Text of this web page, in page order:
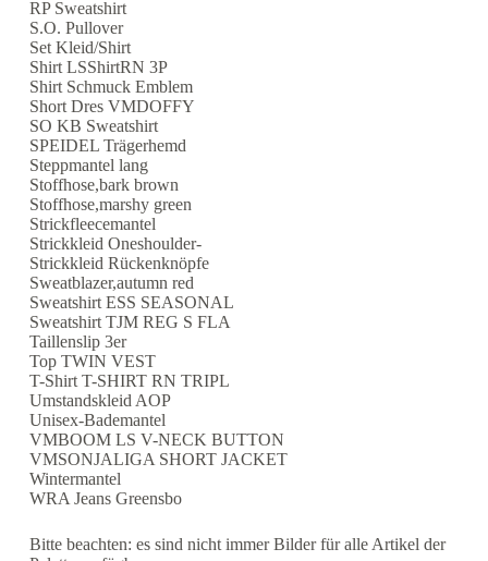
RP Sweatshirt
S.O. Pullover
Set Kleid/Shirt
Shirt LSShirtRN 3P
Shirt Schmuck Emblem
Short Dres VMDOFFY
SO KB Sweatshirt
SPEIDEL Trägerhemd
Steppmantel lang
Stoffhose,bark brown
Stoffhose,marshy green
Strickfleecemantel
Strickkleid Oneshoulder-
Strickkleid Rückenknöpfe
Sweatblazer,autumn red
Sweatshirt ESS SEASONAL
Sweatshirt TJM REG S FLA
Taillenslip 3er
Top TWIN VEST
T-Shirt T-SHIRT RN TRIPL
Umstandskleid AOP
Unisex-Bademantel
VMBOOM LS V-NECK BUTTON
VMSONJALIGA SHORT JACKET
Wintermantel
WRA Jeans Greensbo
Bitte beachten: es sind nicht immer Bilder für alle Artikel der